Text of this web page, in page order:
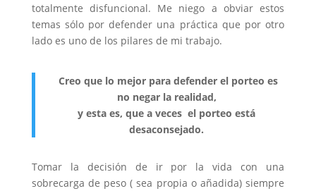
totalmente disfuncional. Me niego a obviar estos
temas sólo por defender una práctica que por otro
lado es uno de los pilares de mi trabajo.
Creo que lo mejor para defender el porteo es
no negar la realidad,
y esta es, que a veces el porteo está
desaconsejado.
Tomar la decisión de ir por la vida con una
sobrecarga de peso ( sea propia o añadida) siempre